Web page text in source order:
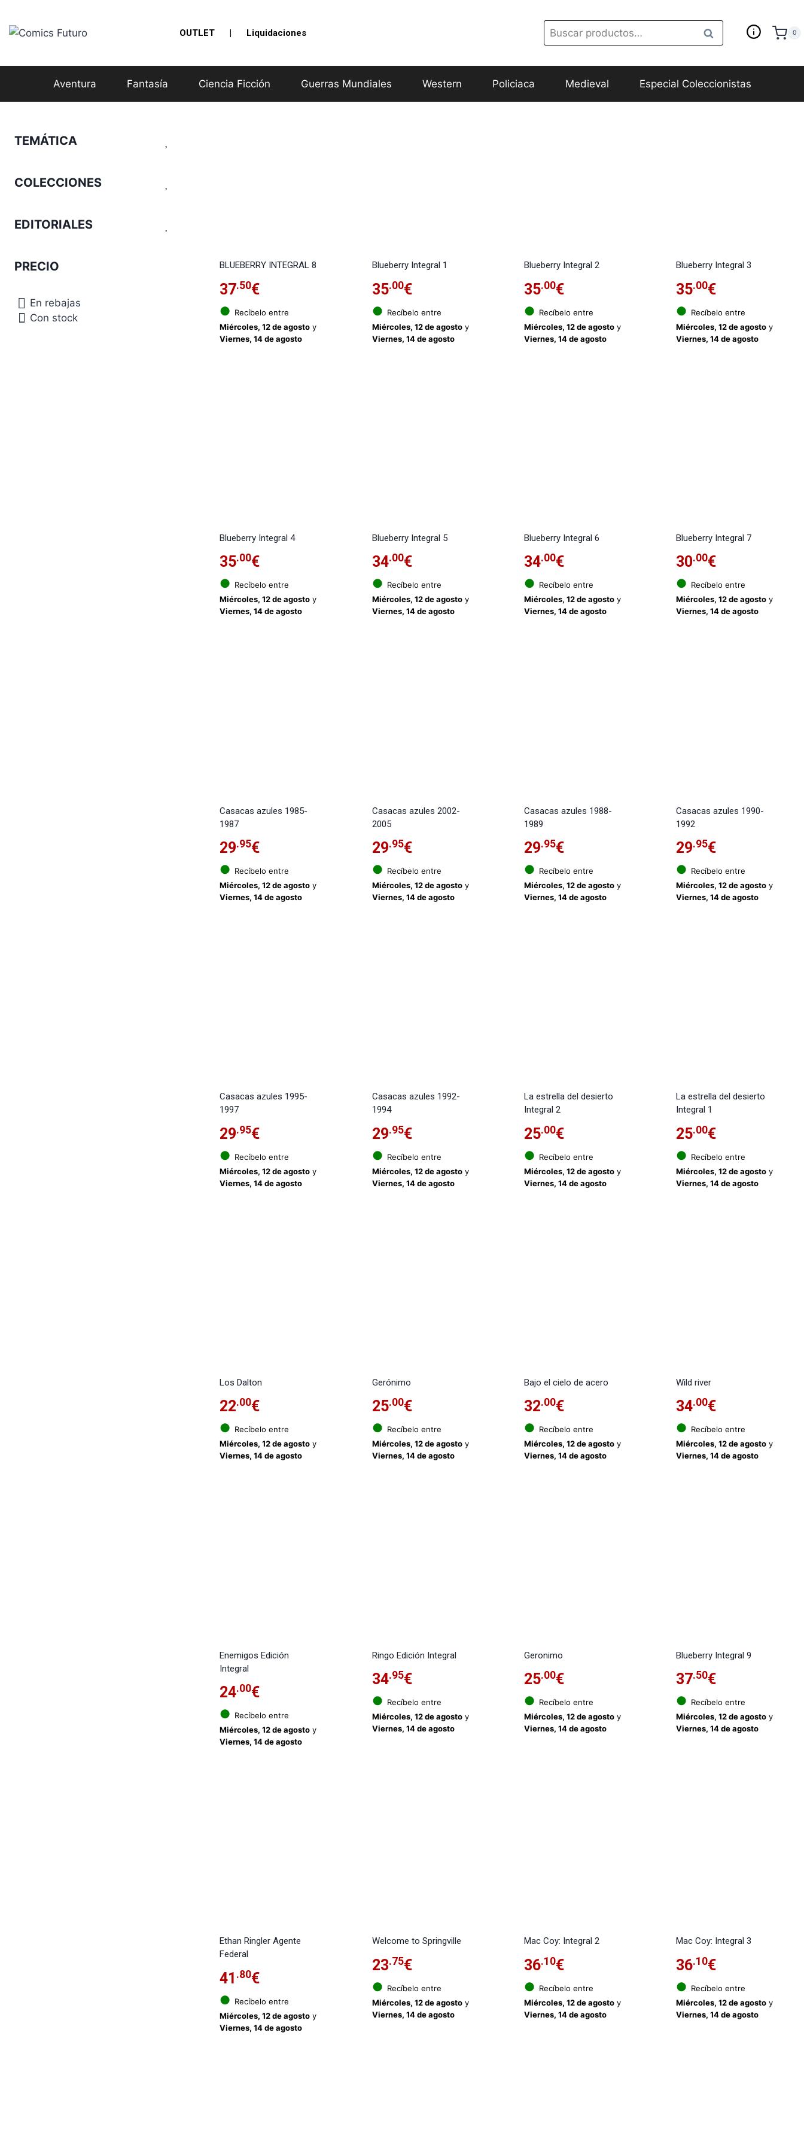
contenido
OUTLET | Liquidaciones
Buscar
por:
Buscar Learn
0
Aventura Fantasía Ciencia Ficción Guerras Mundiales Western Policiaca Medieval Especial Coleccionistas
BLUEBERRY INTEGRAL 8
37.50€
● Recíbelo entre
Miércoles, 12 de agosto y
Viernes, 14 de agosto
Blueberry Integral 1
35.00€
● Recíbelo entre
Miércoles, 12 de agostoy
Viernes, 14 de agosto
Blueberry Integral 2
35.00€
● Recíbelo entre
Miércoles, 12 de agostoy
Viernes, 14 de agosto
Blueberry Integral 3
35.00€
● Recíbelo entre
Miércoles, 12 de agosto y
Viernes, 14 de agosto
Blueberry Integral 4
35.00€
● Recíbelo entre
Miércoles, 12 de agosto y
Viernes, 14 de agosto
Blueberry Integral 5
34.00€
● Recíbelo entre
Miércoles, 12 de agostoy
Viernes, 14 de agosto
Blueberry Integral 6
34.00€
● Recíbelo entre
Miércoles, 12 de agostoy
Viernes, 14 de agosto
Blueberry Integral 7
30.00€
● Recíbelo entre
Miércoles, 12 de agosto y
Viernes, 14 de agosto
Casacas azules 1985-
1987
29.95€
● Recíbelo entre
Miércoles, 12 de agosto y
Viernes, 14 de agosto
Casacas azules 2002-
2005
29.95€
● Recíbelo entre
Miércoles, 12 de agostoy
Viernes, 14 de agosto
Casacas azules 1988-
1989
29.95€
● Recíbelo entre
Miércoles, 12 de agostoy
Viernes, 14 de agosto
Casacas azules 1990-
1992
29.95€
● Recíbelo entre
Miércoles, 12 de agosto y
Viernes, 14 de agosto
Casacas azules 1995-
1997
29.95€
● Recíbelo entre
Miércoles, 12 de agosto y
Viernes, 14 de agosto
Casacas azules 1992-
1994
29.95€
● Recíbelo entre
Miércoles, 12 de agostoy
Viernes, 14 de agosto
La estrella del desierto
Integral 2
25.00€
● Recíbelo entre
Miércoles, 12 de agostoy
Viernes, 14 de agosto
La estrella del desierto
Integral 1
25.00€
● Recíbelo entre
Miércoles, 12 de agosto y
Viernes, 14 de agosto
Los Dalton
22.00€
● Recíbelo entre
Miércoles, 12 de agosto y
Viernes, 14 de agosto
Gerónimo
25.00€
● Recíbelo entre
Miércoles, 12 de agostoy
Viernes, 14 de agosto
Bajo el cielo de acero
32.00€
● Recíbelo entre
Miércoles, 12 de agostoy
Viernes, 14 de agosto
Wild river
34.00€
● Recíbelo entre
Miércoles, 12 de agosto y
Viernes, 14 de agosto
Enemigos Edición
Integral
24.00€
● Recíbelo entre
Miércoles, 12 de agosto y
Viernes, 14 de agosto
Ringo Edición Integral
34.95€
● Recíbelo entre
Miércoles, 12 de agostoy
Viernes, 14 de agosto
Geronimo
25.00€
● Recíbelo entre
Miércoles, 12 de agostoy
Viernes, 14 de agosto
Blueberry Integral 9
37.50€
● Recíbelo entre
Miércoles, 12 de agosto y
Viernes, 14 de agosto
Ethan Ringler Agente
Federal
41 .80€
● Recíbelo entre
Miércoles, 12 de agosto y
Viernes, 14 de agosto
Welcome to Springville
23.75€
● Recíbelo entre
Miércoles, 12 de agostoy
Viernes, 14 de agosto
Mac Coy: Integral 2
36.10€
● Recíbelo entre
Miércoles, 12 de agostoy
Viernes, 14 de agosto
Mac Coy: Integral 3
36.10€
● Recíbelo entre
Miércoles, 12 de agosto y
Viernes, 14 de agosto
TEMÁTICA
COLECCIONES
EDITORIALES
PRECIO
En rebajas
Con stock